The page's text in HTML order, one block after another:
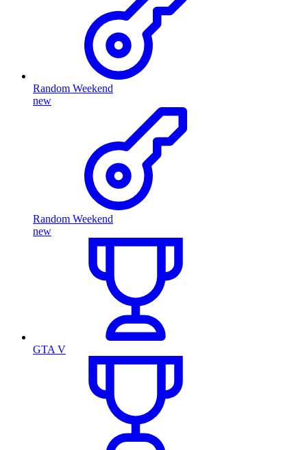
Random Weekend
new
Random Weekend
new
GTA V